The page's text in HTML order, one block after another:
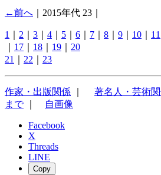
←前へ ｜2015年代 23｜
1 2 3 4 5 6 7 8 9 10 11
17 18 19
20
21
22 23
作家・出版関係 著名人・芸術
まで｜ 自画像
Facebook
X
Threads
LINE
Copy